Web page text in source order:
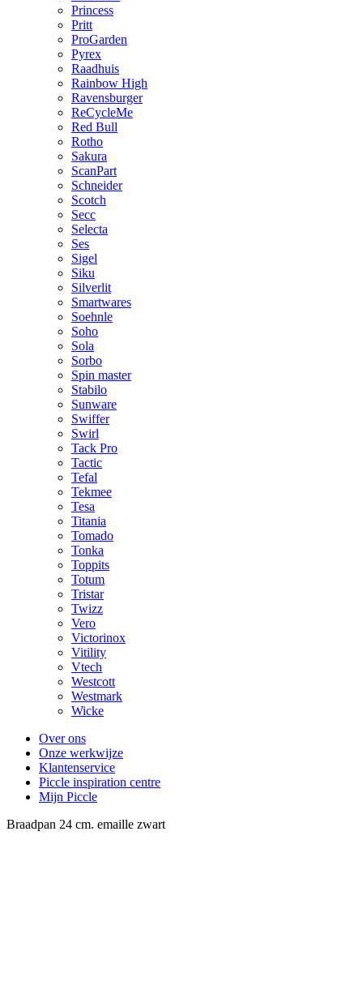
Princess
Pritt
ProGarden
Pyrex
Raadhuis
Rainbow High
Ravensburger
ReCycleMe
Red Bull
Rotho
Sakura
ScanPart
Schneider
Scotch
Secc
Selecta
Ses
Sigel
Siku
Silverlit
Smartwares
Soehnle
Soho
Sola
Sorbo
Spin master
Stabilo
Sunware
Swiffer
Swirl
Tack Pro
Tactic
Tefal
Tekmee
Tesa
Titania
Tomado
Tonka
Toppits
Totum
Tristar
Twizz
Vero
Victorinox
Vitility
Vtech
Westcott
Westmark
Wicke
Over ons
Onze werkwijze
Klantenservice
Piccle inspiration centre
Mijn Piccle
Braadpan 24 cm. emaille zwart